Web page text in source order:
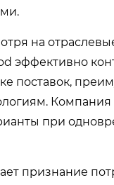
на
эффективно
поставок,
при
признание